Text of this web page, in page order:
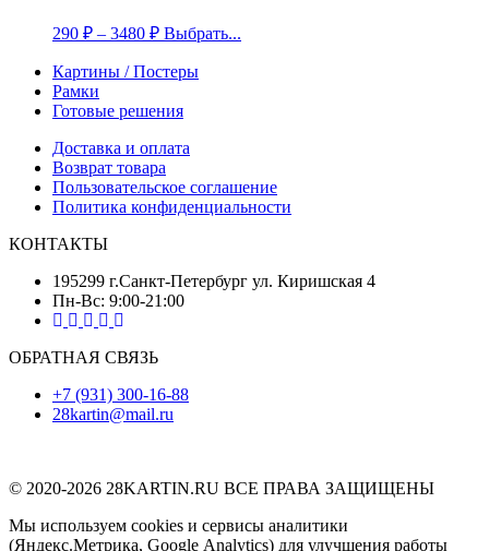
290 ₽ – 3480 ₽ Выбрать...
Картины / Постеры
Рамки
Готовые решения
Доставка и оплата
Возврат товара
Пользовательское соглашение
Политика конфиденциальности
КОНТАКТЫ
195299 г.Санкт-Петербург ул. Киришская 4
Пн-Вс: 9:00-21:00
ОБРАТНАЯ СВЯЗЬ
+7 (931) 300-16-88
28kartin@mail.ru
© 2020-2026 28KARTIN.RU ВСЕ ПРАВА ЗАЩИЩЕНЫ
Мы используем cookies и сервисы аналитики
(Яндекс.Метрика, Google Analytics) для улучшения работы